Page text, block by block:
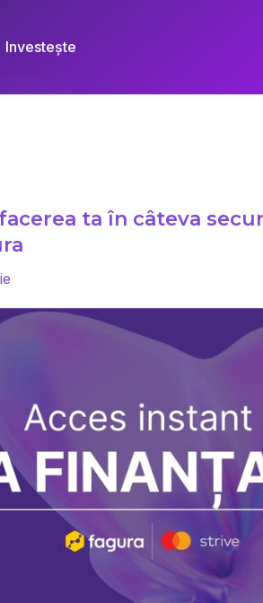
Investește
ta în câteva